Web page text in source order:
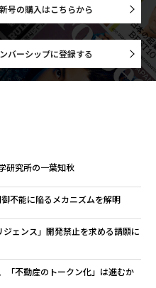
号の購入はこちらから
バーシップに登録する
研究所の一葉知秋
不能に陥るメカニズムを解明
ェンス」開発禁止を求める請願に
「不動産のトークン化」は進むか